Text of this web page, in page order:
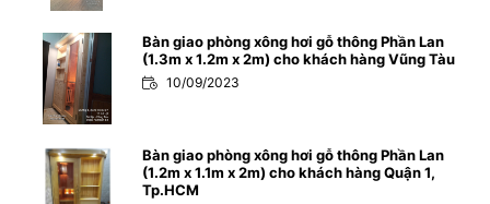
Bàn giao phòng xông hơi gỗ thông Phần Lan
(1.3m x 1.2m x 2m) cho khách hàng Vũng Tàu
10/09/2023
Bàn giao phòng xông hơi gỗ thông Phần Lan
(1.2m x 1.1m x 2m) cho khách hàng Quận 1,
Tp.HCM